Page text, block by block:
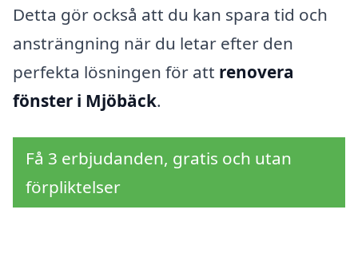
Detta gör också att du kan spara tid och
ansträngning när du letar efter den
perfekta lösningen för att renovera
fönster i Mjöbäck.
Få 3 erbjudanden, gratis och utan
förpliktelser